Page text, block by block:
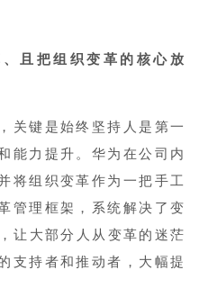
且把组织变革的核心放
关键是始终坚持人是第一
能力提升。华为在公司内
将组织变革作为一把手工
管理框架，系统解决了变
让大部分人从变革的迷茫
支持者和推动者，大幅提